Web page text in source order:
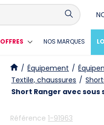
OFFRES NOS MARQUES
/ Équipement /
Textile, chaussures /
Short Ranger avec sous
Référence 1-91963